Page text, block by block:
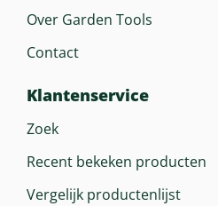
Over Garden Tools
Contact
Klantenservice
Zoek
Recent bekeken producten
Vergelijk productenlijst